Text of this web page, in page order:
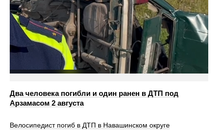
Два человека погибли и один ранен в ДТП под
Арзамасом 2 августа
Велосипедист погиб в ДТП в Навашинском округе